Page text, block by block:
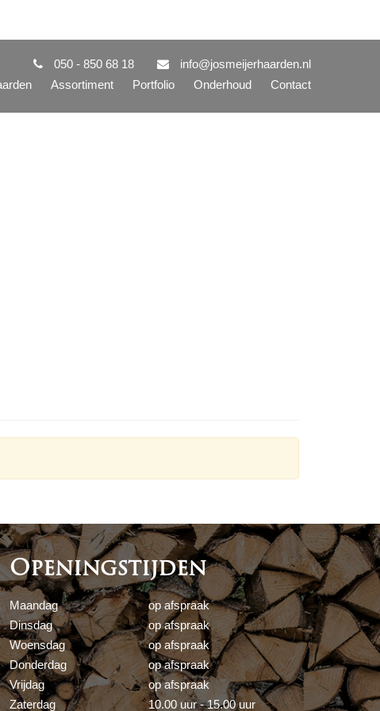
050 - 850 68 18
info@josmeijerhaarden.nl
Assortiment Portfolio Onderhoud Contact
Openingstijden
Maandag
op afspraak
Dinsdag
op afspraak
Woensdag
op afspraak
Donderdag
op afspraak
Vrijdag
op afspraak
Zaterdag
10.00 uur - 15.00 uur